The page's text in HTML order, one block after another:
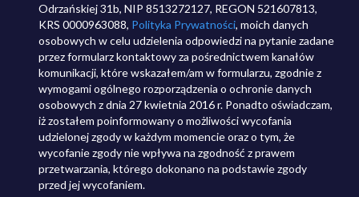
Odrzańskiej 31b, NIP 8513272127, REGON 521607813,
KRS 0000963088, Polityka Prywatności, moich danych
osobowych w celu udzielenia odpowiedzi na pytanie zadane
przez formularz kontaktowy za pośrednictwem kanałów
komunikacji, które wskazałem/am w formularzu, zgodnie z
wymogami ogólnego rozporządzenia o ochronie danych
osobowych z dnia 27 kwietnia 2016 r. Ponadto oświadczam,
iż zostałem poinformowany o możliwości wycofania
udzielonej zgody w każdym momencie oraz o tym, że
wycofanie zgody nie wpływa na zgodność z prawem
przetwarzania, którego dokonano na podstawie zgody
przed jej wycofaniem.